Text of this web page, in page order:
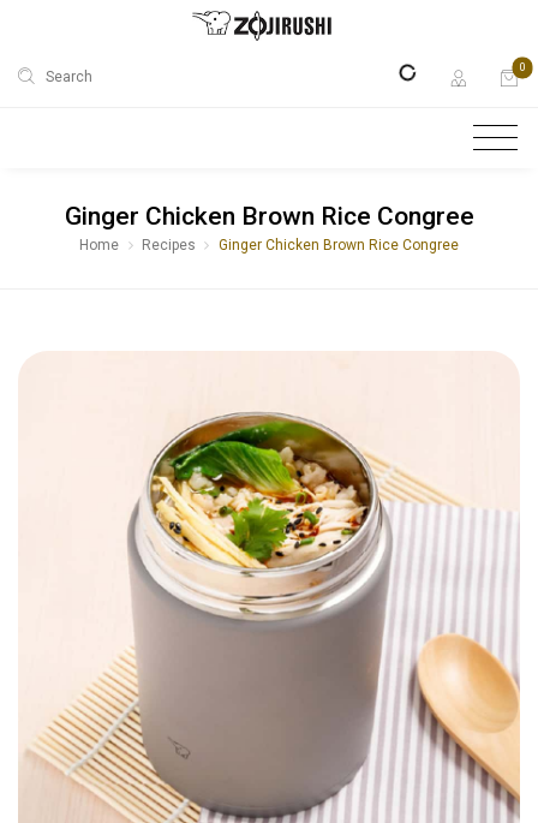
Search
0
Ginger Chicken Brown Rice Congree
Home Recipes Ginger Chicken Brown Rice Congree